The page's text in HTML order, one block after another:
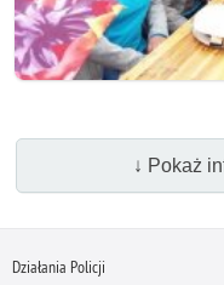
↓ Pokaż
Działania Policji